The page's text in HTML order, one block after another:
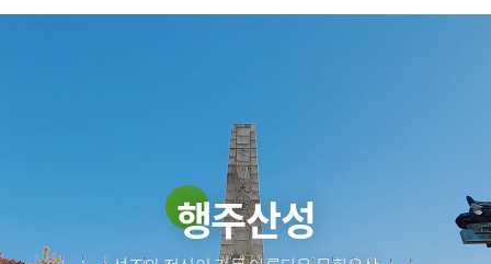
행주산성